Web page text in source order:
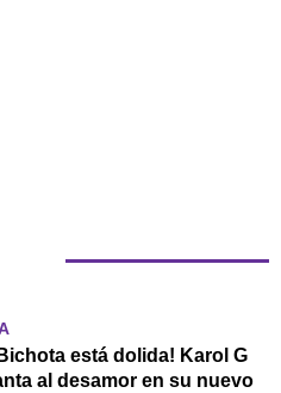
está dolida! Karol G
al desamor en su nuevo